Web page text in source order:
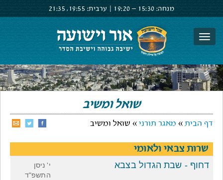
מנחה: 15:30 –
19:20 ערבית: 19:55,
21:35
שואל ומשיב
דף הבית » מאגר תורני » שואל ומשיב
שרות צבאי ולאומי
דחוף - שבת הגדול בצבא
י' ניסן
התשפ"ד